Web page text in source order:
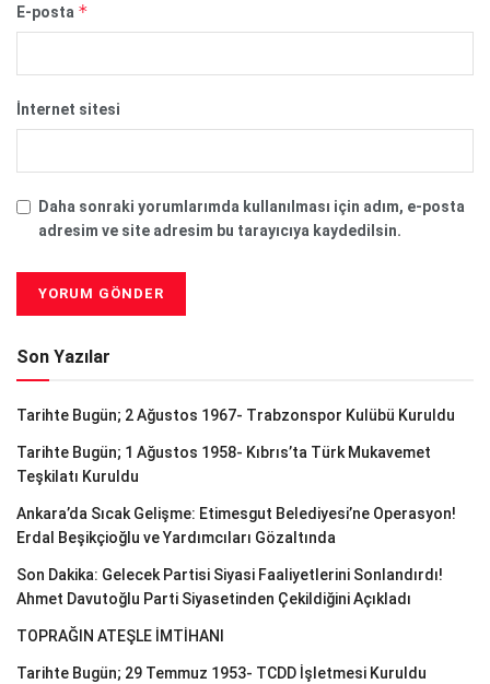
E-posta *
İnternet sitesi
Daha sonraki yorumlarımda kullanılması için adım, e-posta
adresim ve site adresim bu tarayıcıya kaydedilsin.
Son Yazılar
Tarihte Bugün; 2 Ağustos 1967- Trabzonspor Kulübü Kuruldu
Tarihte Bugün; 1 Ağustos 1958- Kıbrıs’ta Türk Mukavemet
Teşkilatı Kuruldu
Ankara’da Sıcak Gelişme: Etimesgut Belediyesi’ne Operasyon!
Erdal Beşikçioğlu ve Yardımcıları Gözaltında
Son Dakika: Gelecek Partisi Siyasi Faaliyetlerini Sonlandırdı!
Ahmet Davutoğlu Parti Siyasetinden Çekildiğini Açıkladı
TOPRAĞIN ATEŞLE İMTİHANI
Tarihte Bugün; 29 Temmuz 1953- TCDD İşletmesi Kuruldu